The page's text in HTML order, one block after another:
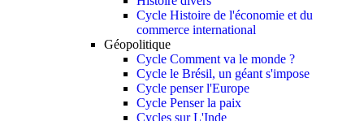
Cycle Histoire de l'économie et du
commerce international
Géopolitique
Cycle Comment va le monde ?
Cycle le Brésil, un géant s'impose
Cycle penser l'Europe
Cycle Penser la paix
Cycles sur L'Inde